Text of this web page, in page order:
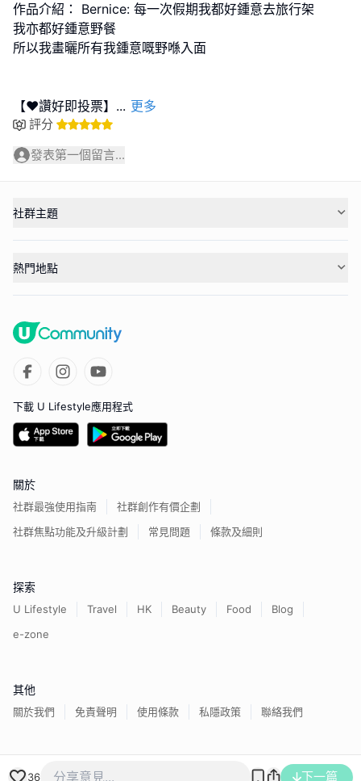
作品介紹： Bernice: 每一次假期我都好鍾意去旅行架
我亦都好鍾意野餐
所以我畫曬所有我鍾意嘅野喺入面
【❤️讚好即投票】 ... 更多
評分
發表第一個留言...
36 下一篇
社群主題
熱門地點
下載 U Lifestyle應用程式
關於
社群最強使用指南
社群創作有價企劃
社群焦點功能及升級計劃
常見問題 條款及細則
探索
U Lifestyle Travel HK Beauty Food
Blog
e-zone
其他
關於我們 免責聲明 使用條款 私隱政策 聯絡我們
香港經濟日報版權所有©